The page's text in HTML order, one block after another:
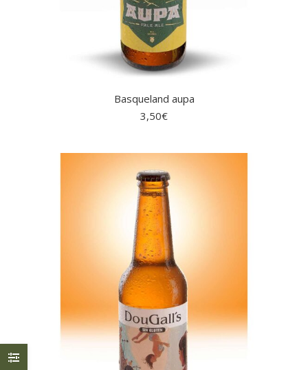
Basqueland aupa
3,50€